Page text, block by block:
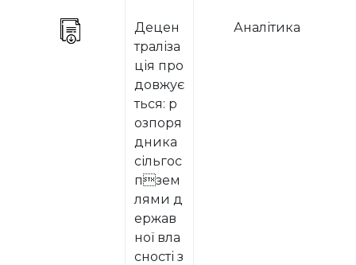
Децен
траліза
ція про
довжує
ться: р
озпоря
дника
сільгос
пзем
лями д
ержав
ної вла
сності з
Аналітика